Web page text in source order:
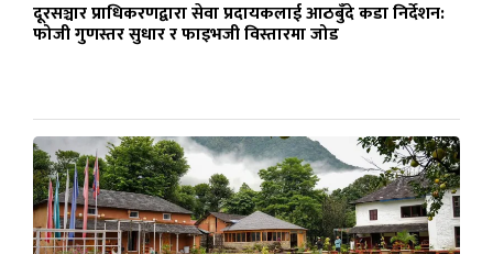
दूरसञ्चार प्राधिकरणद्वारा सेवा प्रदायकलाई आठबुँदे कडा निर्देशन:
फोजी गुणस्तर सुधार र फाइभजी विस्तारमा जोड